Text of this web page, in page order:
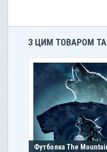
З ЦИМ ТОВАРОМ
Футболка The Mountain